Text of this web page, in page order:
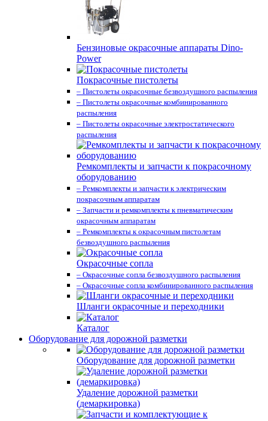
Бензиновые окрасочные аппараты Dino-
Power
Покрасочные пистолеты
– Пистолеты окрасочные безвоздушного распыления
– Пистолеты окрасочные комбинированного
распыления
– Пистолеты окрасочные электростатического
распыления
Ремкомплекты и запчасти к покрасочному
оборудованию
– Ремкомплекты и запчасти к электрическим
покрасочным аппаратам
– Запчасти и ремкомплекты к пневматическим
окрасочным аппаратам
– Ремкомплекты к окрасочным пистолетам
безвоздушного распыления
Окрасочные сопла
– Окрасочные сопла безвоздушного распыления
– Окрасочные сопла комбинированного распыления
Шланги окрасочные и переходники
Каталог
Оборудование для дорожной разметки
Оборудование для дорожной разметки
Удаление дорожной разметки
(демаркировка)